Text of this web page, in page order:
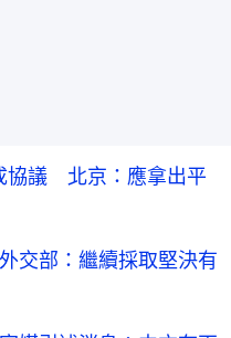
協議 北京：應拿出平
交部：繼續採取堅決有